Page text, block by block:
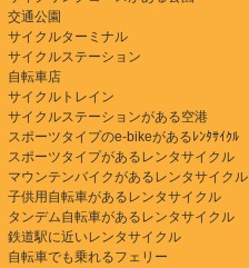
交通公園
サイクルターミナル
サイクルステーション
自転車店
サイクルトレイン
サイクルステーションがある空港
スポーツタイプのe-bikeがあるﾚﾝﾀｻｲｸﾙ
スポーツタイプがあるレンタサイクル
マウンテンバイクがあるレンタサイクル
子供用自転車があるレンタサイクル
タンデム自転車があるレンタサイクル
鉄道駅に近いレンタサイクル
自転車でも乗れるフェリー